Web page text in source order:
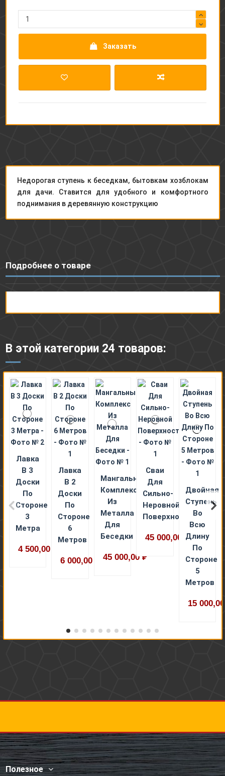
Заказать
Недорогая ступень к беседкам, бытовкам хозблокам
для дачи. Ставится для удобного и комфортного
поднимания в деревянную конструкцию
Подробнее о товаре
В этой категории 24 товаров:
Лавка
В 3
Доски
По
Стороне
3
Метра
4 500,00 ₽
Лавка
В 2
Доски
По
Стороне
6
Метров
6 000,00 ₽
Мангальный
Комплекс
Из
Металла
Для
Беседки
45 000,00 ₽
Сваи
Для
Сильно-
Неровной
Поверхности
45 000,00 ₽
Двойная
Ступень
Во
Всю
Длину
По
Стороне
5
Метров
15
Полезное